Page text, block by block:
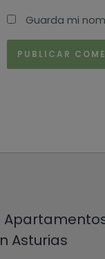
Guarda mi
Asturias